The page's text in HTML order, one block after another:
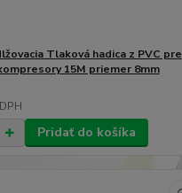
Tlaková hadica z PVC pre
15M priemer 8mm
Pridať do košíka